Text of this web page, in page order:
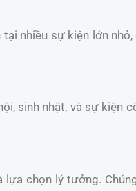
nhiều sự kiện lớn
sinh nhật, và sự kiện
lựa chọn lý tưởng.